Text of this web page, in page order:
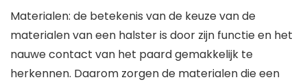
Materialen: de betekenis van de keuze van de
materialen van een halster is door zijn functie en het
nauwe contact van het paard gemakkelijk te
herkennen. Daarom zorgen de materialen die een